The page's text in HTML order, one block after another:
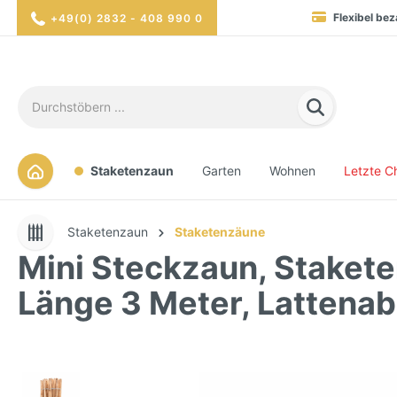
+49(0) 2832 - 408 990 0 Flexibel
Staketenzaun Garten Wohnen Letzte
Staketenzaun Staketenzäune
Mini Steckzaun,
Länge 3 Meter,